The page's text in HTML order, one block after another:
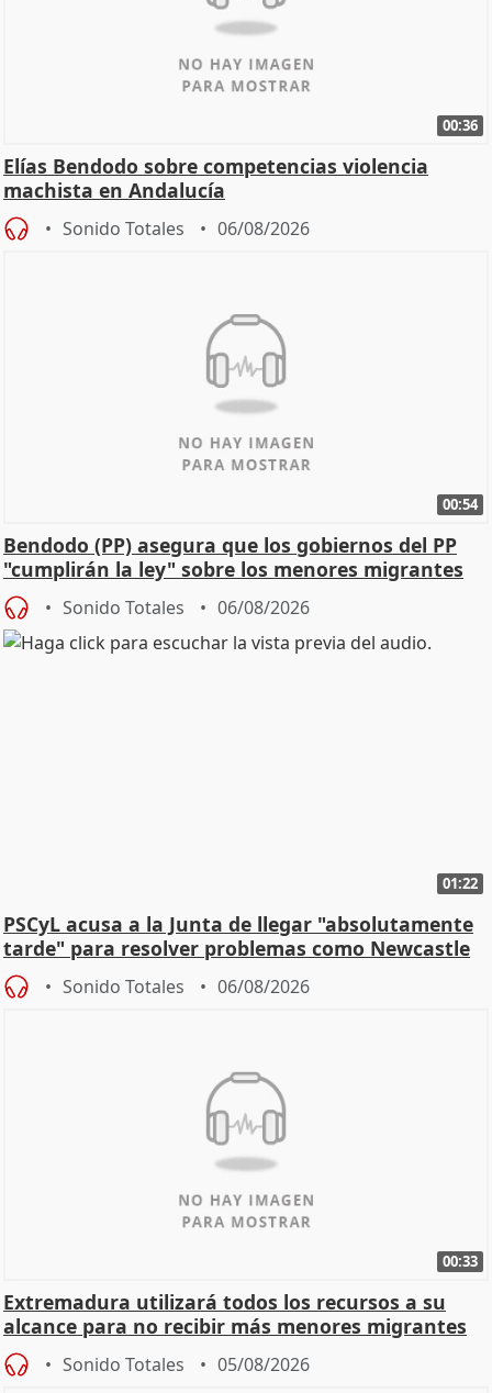
00:36
Elías Bendodo sobre competencias violencia
machista en Andalucía
Sonido Totales 06/08/2026
00:54
Bendodo (PP) asegura que los gobiernos del PP
"cumplirán la ley" sobre los menores migrantes
Sonido Totales 06/08/2026
01:22
PSCyL acusa a la Junta de llegar "absolutamente
tarde" para resolver problemas como Newcastle
Sonido Totales 06/08/2026
00:33
Extremadura utilizará todos los recursos a su
alcance para no recibir más menores migrantes
Sonido Totales 05/08/2026